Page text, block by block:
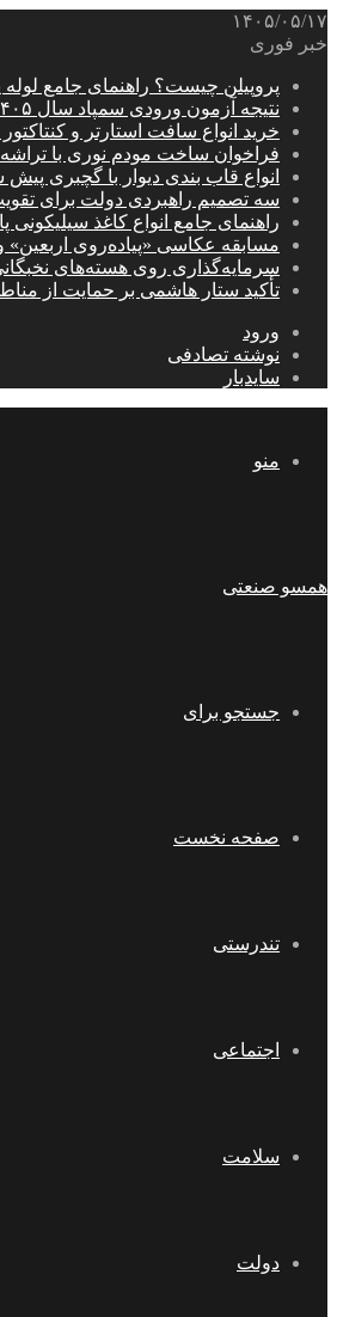
۱۴۰۵/۰۵/۱۷
خبر فوری
پروپیلن چیست؟ راهنمای جامع
نتیجه آزمون ورودی سمپاد سال ۱۴۰۵ اعلام شد
خرید انواع سافت استارتر و
فراخوان ساخت مودم نوری با
انواع قاب بندی دیوار با گچبری
سه تصمیم راهبردی دولت برای
راهنمای جامع انواع کاغذ
مسابقه عکاسی «پیاده‌روی
سرمایه‌گذاری روی هسته‌های نخبگانی هوش
تأکید ستار هاشمی بر حمایت از
ورود
نوشته تصادفی
سایدبار
منو
همسو صنعتی
جستجو برای
صفحه نخست
تندرستی
اجتماعی
سلامت
دولت